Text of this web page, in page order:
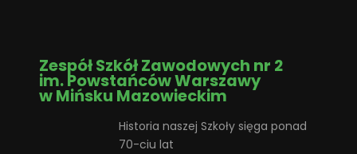
Zespół Szkół Zawodowych nr 2
im. Powstańców Warszawy
w Mińsku Mazowieckim
Historia naszej Szkoły sięga ponad
70-ciu lat